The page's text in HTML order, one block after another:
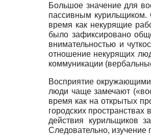
Большое значение для
пассивным курильщиком.
время как некурящие
было зафиксировано
внимательностью и
отношение некурящих
коммуникации
Восприятие
люди чаще замечают
время как на открытых
городских
действия курильщиков
Следовательно, изучение